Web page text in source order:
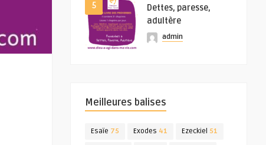
5
Dettes, paresse,
adultère
admin
Meilleures balises
Esaïe 75 Exodes 41 Ezeckiel 51